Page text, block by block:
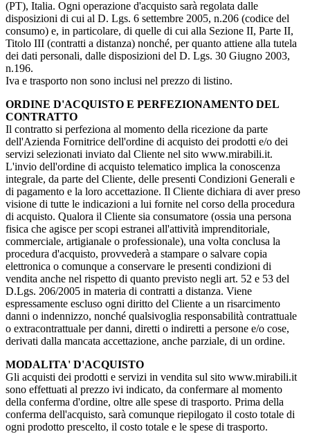
(PT), Italia. Ogni operazione d'acquisto sarà regolata dalle
disposizioni di cui al D. Lgs. 6 settembre 2005, n.206 (codice del
consumo) e, in particolare, di quelle di cui alla Sezione II, Parte II,
Titolo III (contratti a distanza) nonché, per quanto attiene alla tutela
dei dati personali, dalle disposizioni del D. Lgs. 30 Giugno 2003,
n.196.
Iva e trasporto non sono inclusi nel prezzo di listino.
ORDINE D'ACQUISTO E PERFEZIONAMENTO DEL
CONTRATTO
Il contratto si perfeziona al momento della ricezione da parte
dell'Azienda Fornitrice dell'ordine di acquisto dei prodotti e/o dei
servizi selezionati inviato dal Cliente nel sito www.mirabili.it.
L'invio dell'ordine di acquisto telematico implica la conoscenza
integrale, da parte del Cliente, delle presenti Condizioni Generali e
di pagamento e la loro accettazione. Il Cliente dichiara di aver preso
visione di tutte le indicazioni a lui fornite nel corso della procedura
di acquisto. Qualora il Cliente sia consumatore (ossia una persona
fisica che agisce per scopi estranei all'attività imprenditoriale,
commerciale, artigianale o professionale), una volta conclusa la
procedura d'acquisto, provvederà a stampare o salvare copia
elettronica o comunque a conservare le presenti condizioni di
vendita anche nel rispetto di quanto previsto negli art. 52 e 53 del
D.Lgs. 206/2005 in materia di contratti a distanza. Viene
espressamente escluso ogni diritto del Cliente a un risarcimento
danni o indennizzo, nonché qualsivoglia responsabilità contrattuale
o extracontrattuale per danni, diretti o indiretti a persone e/o cose,
derivati dalla mancata accettazione, anche parziale, di un ordine.
MODALITA' D'ACQUISTO
Gli acquisti dei prodotti e servizi in vendita sul sito www.mirabili.it
sono effettuati al prezzo ivi indicato, da confermare al momento
della conferma d'ordine, oltre alle spese di trasporto. Prima della
conferma dell'acquisto, sarà comunque riepilogato il costo totale di
ogni prodotto prescelto, il costo totale e le spese di trasporto.